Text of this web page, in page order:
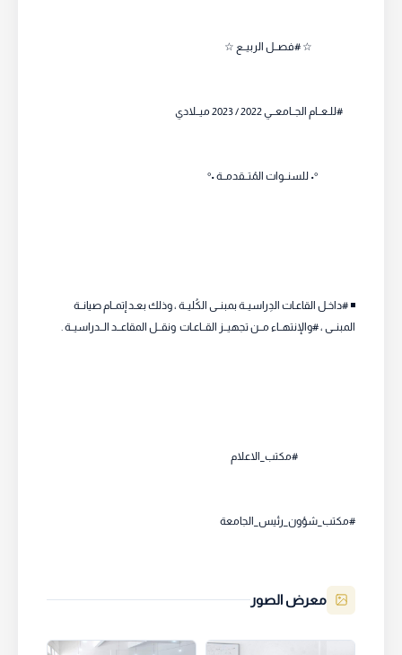
☆ #فصــل الربيــع ☆
#للـعــام الجــامعــي 2022 / 2023 ميــلادي
°• للسنــوات المُتــقدمــة •°
◾️ #داخـل القاعـات الدِراسيــة بمبنــى الكُليــة ، وذلك بعـد إتمــام صيانــة
المبنــى ، #والإنتهــاء مــن تجهيــز القــاعـات ونقــل المقاعــد الــدراسيــة .
#مكتب_الاعلام
#مكتب_شؤون_رئيس_الجامعة
معرض الصور